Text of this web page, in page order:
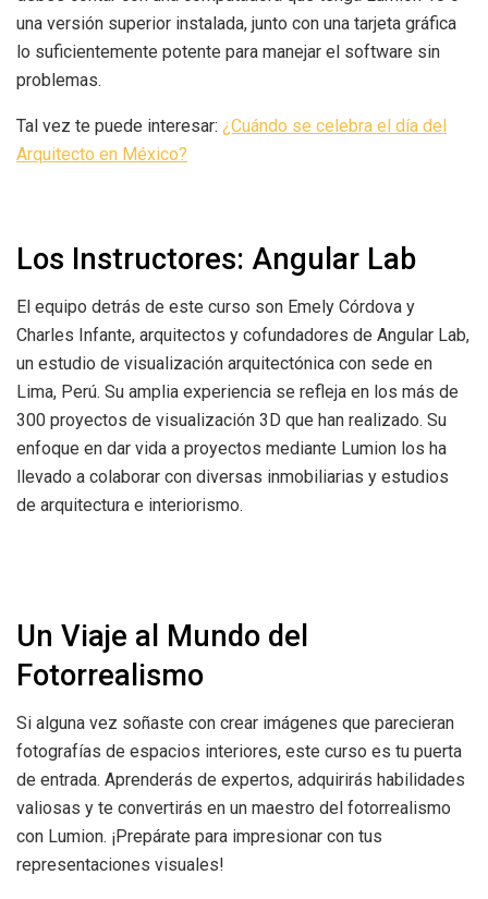
una versión superior instalada, junto con una tarjeta gráfica
lo suficientemente potente para manejar el software sin
problemas.
Tal vez te puede interesar: ¿Cuándo se celebra el día del
Arquitecto en México?
Los Instructores: Angular Lab
El equipo detrás de este curso son Emely Córdova y
Charles Infante, arquitectos y cofundadores de Angular Lab,
un estudio de visualización arquitectónica con sede en
Lima, Perú. Su amplia experiencia se refleja en los más de
300 proyectos de visualización 3D que han realizado. Su
enfoque en dar vida a proyectos mediante Lumion los ha
llevado a colaborar con diversas inmobiliarias y estudios
de arquitectura e interiorismo.
Un Viaje al Mundo del
Fotorrealismo
Si alguna vez soñaste con crear imágenes que parecieran
fotografías de espacios interiores, este curso es tu puerta
de entrada. Aprenderás de expertos, adquirirás habilidades
valiosas y te convertirás en un maestro del fotorrealismo
con Lumion. ¡Prepárate para impresionar con tus
representaciones visuales!